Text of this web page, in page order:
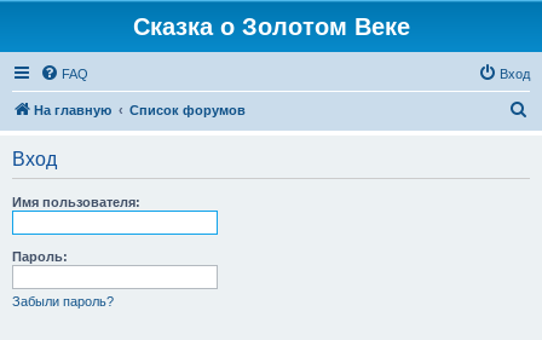
Сказка о Золотом Веке
FAQ Вход
На главную Список форумов
Вход
Имя пользователя:
Пароль:
Забыли пароль?